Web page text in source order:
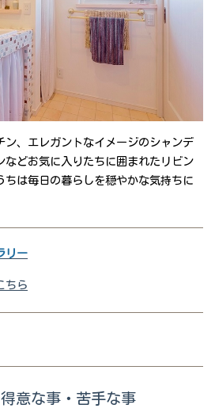
ン、エレガントなイメージのシャンデ
などお気に入りたちに囲まれたリビン
ちは毎日の暮らしを穏やかな気持ちに
リー
ちら
意な事・苦手な事